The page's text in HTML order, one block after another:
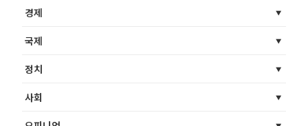
경제
국제
정치
사회